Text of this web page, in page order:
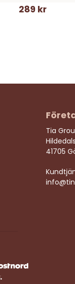
289 kr
Tia
41705